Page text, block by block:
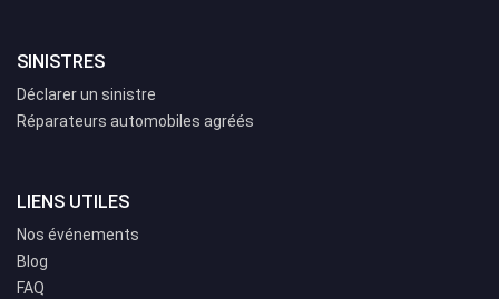
SINISTRES
Déclarer un sinistre
Réparateurs automobiles agréés
LIENS UTILES
Nos événements
Blog
FAQ